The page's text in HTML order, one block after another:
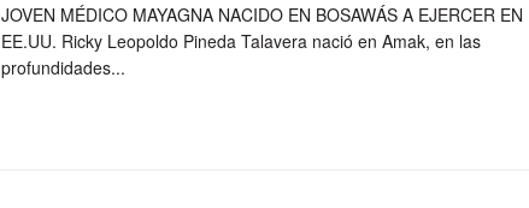
JOVEN MÉDICO MAYAGNA NACIDO EN BOSAWÁS A EJERCER EN
EE.UU. Ricky Leopoldo Pineda Talavera nació en Amak, en las
profundidades...